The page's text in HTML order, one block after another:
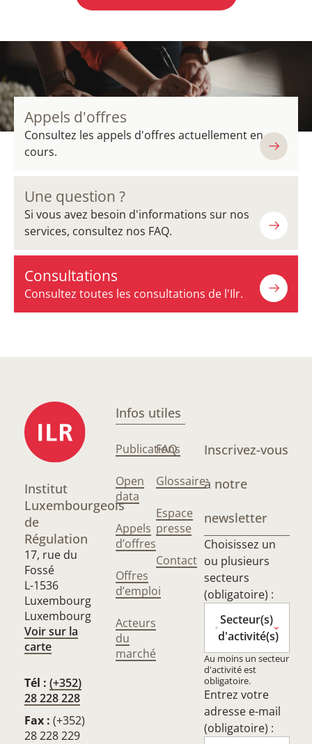
Appels d'offres
Consultez les appels d'offres actuellement en
cours.
Une question ?
Si vous avez besoin d'informations sur nos
services, consultez nos FAQ.
Consultations
Consultez toutes les consultations de l'Ilr.
Institut
Luxembourgeois
de
Régulation
17, rue du
Fossé
L-1536
Luxembourg
Luxembourg
Voir sur la
carte
Tél : (+352)
28 228 228
Fax : (+352)
28 228 229
Infos utiles
Publications
Open
data
Appels
d’offres
Offres
d’emploi
Acteurs
du
marché
FAQ
Glossaire
Espace
presse
Contact
Inscrivez-vous
à notre
newsletter
Choisissez un
ou plusieurs
secteurs
(obligatoire) :
Secteur(s)
d'activité(s)
Au moins un secteur
d'activité est
obligatoire.
Entrez votre
adresse e-mail
(obligatoire) :